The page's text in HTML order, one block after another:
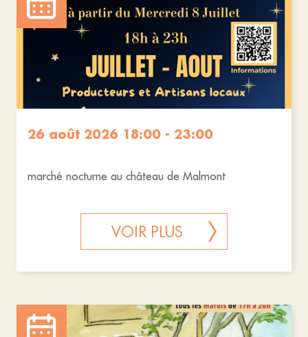
26 août 2026 18:00 - 23:00
marché nocturne au château de Malmont
VOIR PLUS